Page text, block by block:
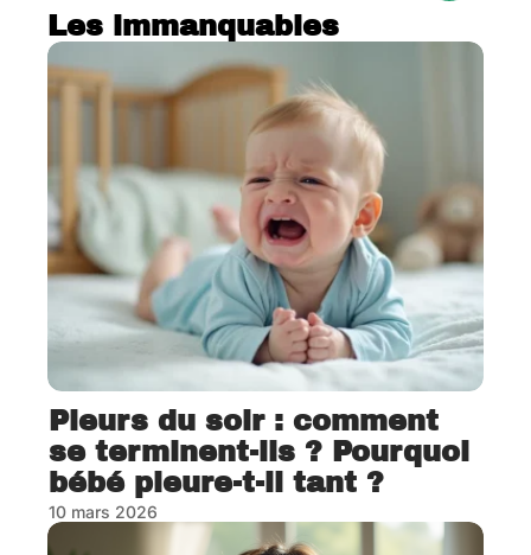
Les immanquables
Pleurs du soir : comment
se terminent-ils ? Pourquoi
bébé pleure-t-il tant ?
10 mars 2026